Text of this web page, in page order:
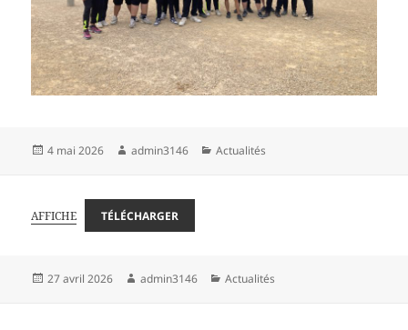
Publié
4 mai 2026 Auteur
admin3146 Catégories
Actualités
AFFICHE TÉLÉCHARGER
Publié
27 avril 2026 Auteur
admin3146 Catégories
Actualités